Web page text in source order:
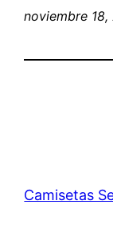
noviembre
Camisetas